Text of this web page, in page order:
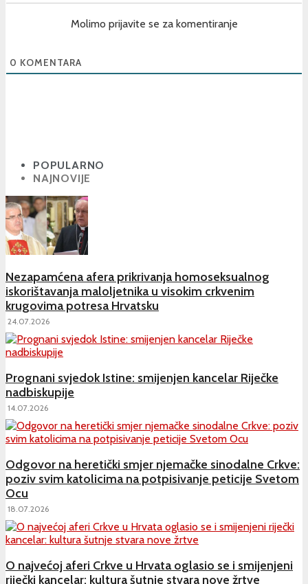
Molimo prijavite se za komentiranje
0 KOMENTARA
POPULARNO
NAJNOVIJE
Nezapamćena afera prikrivanja homoseksualnog
iskorištavanja maloljetnika u visokim crkvenim
krugovima potresa Hrvatsku
24.07.2026
Prognani svjedok Istine: smijenjen kancelar Riječke
nadbiskupije
14.07.2026
Odgovor na heretički smjer njemačke sinodalne Crkve:
poziv svim katolicima na potpisivanje peticije Svetom
Ocu
18.07.2026
O najvećoj aferi Crkve u Hrvata oglasio se i smijenjeni
riječki kancelar: kultura šutnje stvara nove žrtve